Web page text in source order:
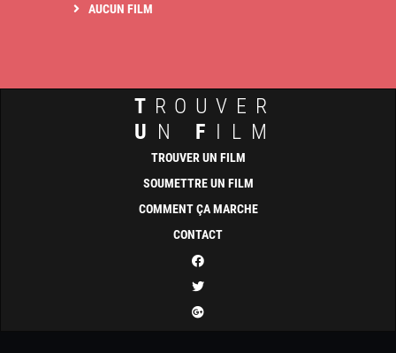
AUCUN FILM
T ROUVER
U N F ILM
TROUVER UN FILM
SOUMETTRE UN FILM
COMMENT ÇA MARCHE
CONTACT